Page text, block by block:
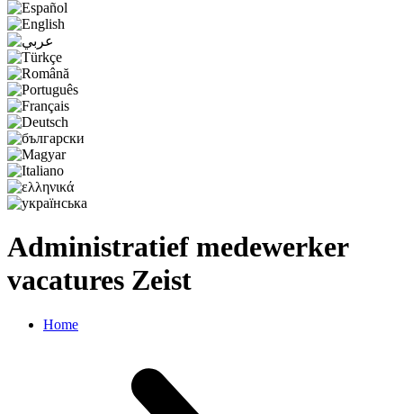
Administratief medewerker
vacatures Zeist
Home